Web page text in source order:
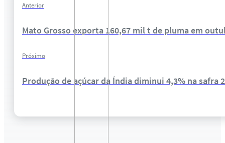
Anterior
Mato Grosso exporta 160,67 mil t de pluma em
Próximo
Produção de açúcar da Índia diminui 4,3% na safra